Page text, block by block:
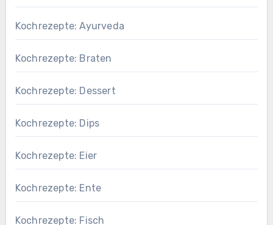
Kochrezepte: Ayurveda
Kochrezepte: Braten
Kochrezepte: Dessert
Kochrezepte: Dips
Kochrezepte: Eier
Kochrezepte: Ente
Kochrezepte: Fisch